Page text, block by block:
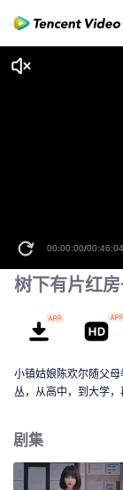
00:00:00/00:46:04
树下有片红
小镇姑娘陈欢尔随父
丛，从高中，到大学
这三个少年人彼此扶持
会的成年人。最后他
自己。当然最重要的
剧集